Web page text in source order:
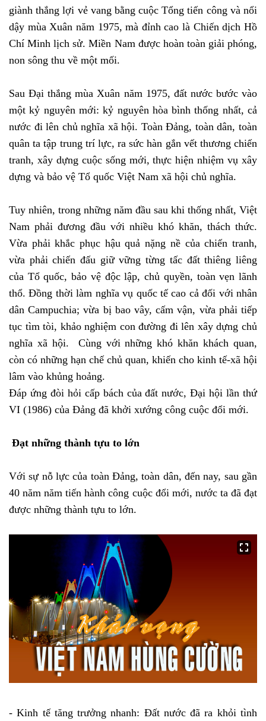
giành thắng lợi vẻ vang bằng cuộc Tổng tiến công và nổi
dậy mùa Xuân năm 1975, mà đỉnh cao là Chiến dịch Hồ
Chí Minh lịch sử. Miền Nam được hoàn toàn giải phóng,
non sông thu về một mối.
Sau Đại thắng mùa Xuân năm 1975, đất nước bước vào
một kỷ nguyên mới: kỷ nguyên hòa bình thống nhất, cả
nước đi lên chủ nghĩa xã hội. Toàn Đảng, toàn dân, toàn
quân ta tập trung trí lực, ra sức hàn gắn vết thương chiến
tranh, xây dựng cuộc sống mới, thực hiện nhiệm vụ xây
dựng và bảo vệ Tổ quốc Việt Nam xã hội chủ nghĩa.
Tuy nhiên, trong những năm đầu sau khi thống nhất, Việt
Nam phải đương đầu với nhiều khó khăn, thách thức.
Vừa phải khắc phục hậu quả nặng nề của chiến tranh,
vừa phải chiến đấu giữ vững từng tấc đất thiêng liêng
của Tổ quốc, bảo vệ độc lập, chủ quyền, toàn vẹn lãnh
thổ. Đồng thời làm nghĩa vụ quốc tế cao cả đối với nhân
dân Campuchia; vừa bị bao vây, cấm vận, vừa phải tiếp
tục tìm tòi, khảo nghiệm con đường đi lên xây dựng chủ
nghĩa xã hội. Cùng với những khó khăn khách quan,
còn có những hạn chế chủ quan, khiến cho kinh tế-xã hội
lâm vào khủng hoảng.
Đáp ứng đòi hỏi cấp bách của đất nước, Đại hội lần thứ
VI (1986) của Đảng đã khởi xướng công cuộc đổi mới.
Đạt những thành tựu to lớn
Với sự nỗ lực của toàn Đảng, toàn dân, đến nay, sau gần
40 năm năm tiến hành công cuộc đổi mới, nước ta đã đạt
được những thành tựu to lớn.
- Kinh tế tăng trưởng nhanh: Đất nước đã ra khỏi tình